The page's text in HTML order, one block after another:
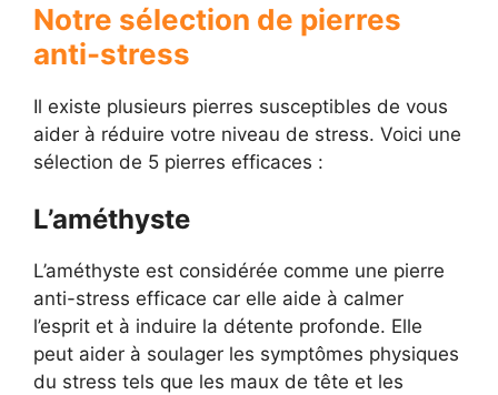
Notre sélection de pierres
anti-stress
Il existe plusieurs pierres susceptibles de vous
aider à réduire votre niveau de stress. Voici une
sélection de 5 pierres efficaces :
L’améthyste
L’améthyste est considérée comme une pierre
anti-stress efficace car elle aide à calmer
l’esprit et à induire la détente profonde. Elle
peut aider à soulager les symptômes physiques
du stress tels que les maux de tête et les